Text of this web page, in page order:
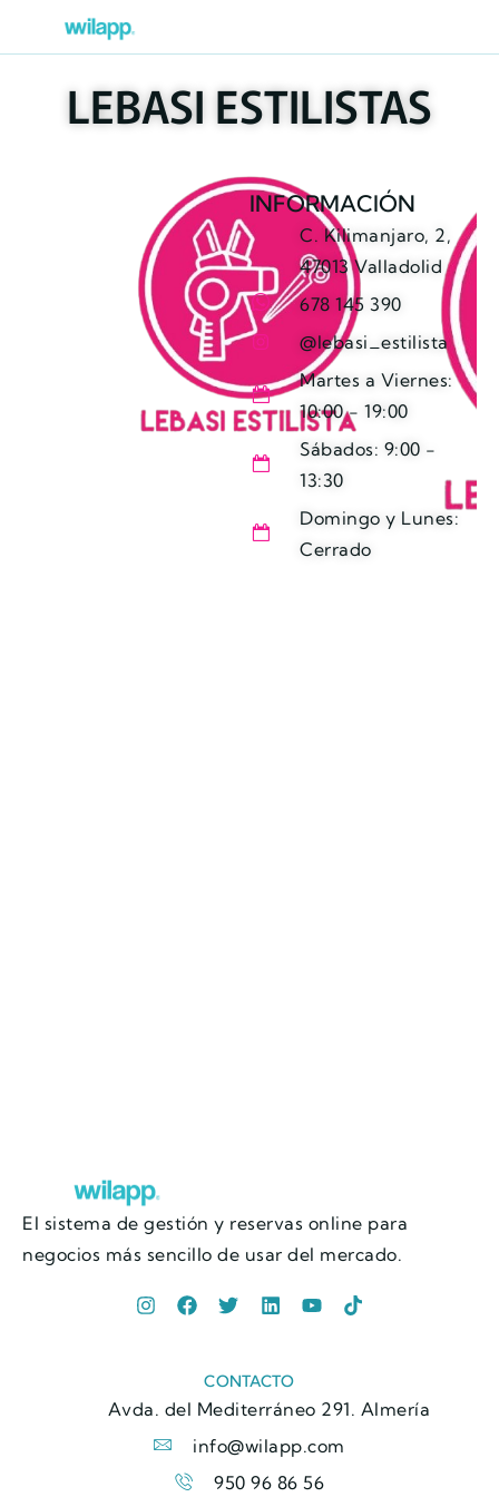
LEBASI ESTILISTAS
INFORMACIÓN
C. Kilimanjaro, 2,
47013 Valladolid
678 145 390
@lebasi_estilista
Martes a Viernes:
10:00 - 19:00
Sábados: 9:00 -
13:30
Domingo y Lunes:
Cerrado
El sistema de gestión y reservas online para
negocios más sencillo de usar del mercado.
CONTACTO
Avda. del Mediterráneo 291. Almería
info@wilapp.com
950 96 86 56